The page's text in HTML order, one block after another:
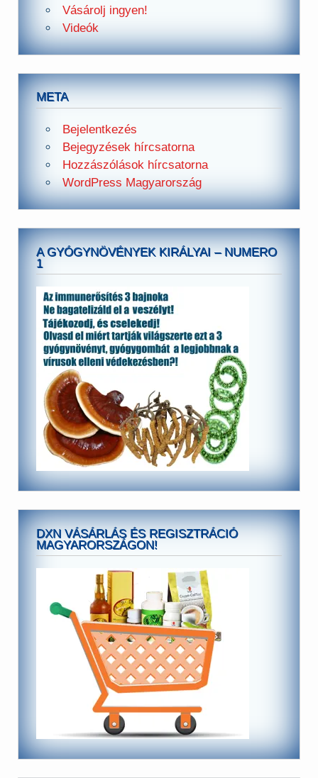
Vásárolj ingyen!
Videók
META
Bejelentkezés
Bejegyzések hírcsatorna
Hozzászólások hírcsatorna
WordPress Magyarország
A GYÓGYNÖVÉNYEK KIRÁLYAI – NUMERO
1
DXN VÁSÁRLÁS ÉS REGISZTRÁCIÓ
MAGYARORSZÁGON!